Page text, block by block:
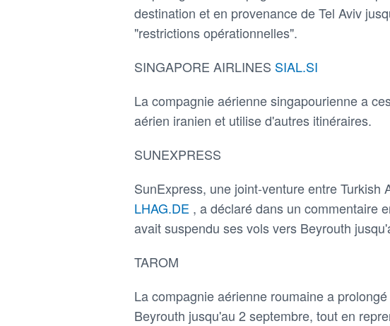
destination et en provenance de Tel Aviv
"restrictions opérationnelles".
SINGAPORE AIRLINES SIAL.SI
La compagnie aérienne singapourienne a
aérien iranien et utilise d'autres itinéraires.
SUNEXPRESS
SunExpress, une joint-venture entre Turkish
LHAG.DE , a déclaré dans un commentaire
avait suspendu ses vols vers Beyrouth
TAROM
La compagnie aérienne roumaine a
Beyrouth jusqu'au 2 septembre, tout en